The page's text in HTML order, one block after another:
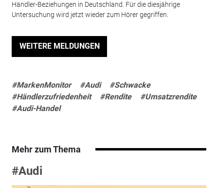
Händler-Beziehungen in Deutschland. Für die diesjährige
Untersuchung wird jetzt wieder zum Hörer gegriffen.
WEITERE MELDUNGEN
#MarkenMonitor #Audi
#Schwacke
#Händlerzufriedenheit
#Rendite
#Umsatzrendite
#Audi-Handel
Mehr zum Thema
#Audi